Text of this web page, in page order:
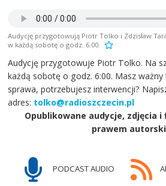
Audycję przygotowują Piotr Tolko i Zdzisław
w każdą sobotę o godz. 6.00.
Audycję przygotowuje Piotr Tolko. Na
każdą sobotę o godz. 6:00. Masz
sprawa, potrzebujesz interwencji?
adres: tolko@radioszczecin.pl
Opublikowane audycje, zdjęcia
prawem
PODCAST AUDIO